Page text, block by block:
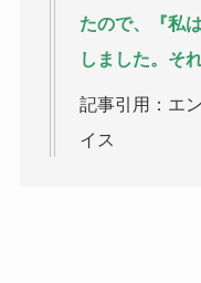
たので、『私
しました。そ
記事引用：エ
イス